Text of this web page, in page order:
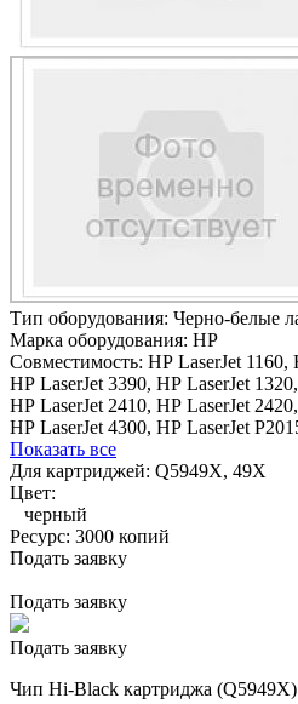
Тип оборудования: Черно-белые
Марка оборудования: HP
Совместимость: HP LaserJet 1160,
HP LaserJet 3390, HP LaserJet 1320,
HP LaserJet 2410, HP LaserJet 2420,
HP LaserJet 4300, HP LaserJet
Показать все
Для картриджей: Q5949X, 49X
Цвет:
черный
Ресурс: 3000 копий
Подать заявку
Подать заявку
Подать заявку
Чип Hi-Black картриджа